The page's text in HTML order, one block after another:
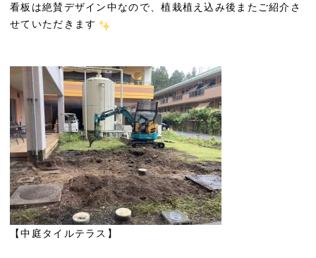
看板は絶賛デザイン中なので、植栽植え込み後またご紹介さ
せていただきます
【中庭タイルテラス】